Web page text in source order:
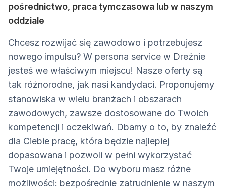
pośrednictwo, praca tymczasowa lub w naszym
oddziale
Chcesz rozwijać się zawodowo i potrzebujesz
nowego impulsu? W persona service w Dreźnie
jesteś we właściwym miejscu! Nasze oferty są
tak różnorodne, jak nasi kandydaci. Proponujemy
stanowiska w wielu branżach i obszarach
zawodowych, zawsze dostosowane do Twoich
kompetencji i oczekiwań. Dbamy o to, by znaleźć
dla Ciebie pracę, która będzie najlepiej
dopasowana i pozwoli w pełni wykorzystać
Twoje umiejętności. Do wyboru masz różne
możliwości: bezpośrednie zatrudnienie w naszym